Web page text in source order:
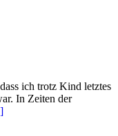
ich trotz Kind letztes
In Zeiten der